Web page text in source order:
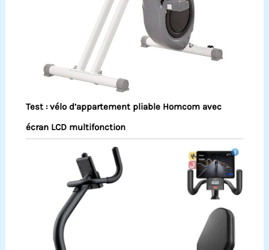
Test : vélo d’appartement pliable Homcom avec
écran LCD multifonction